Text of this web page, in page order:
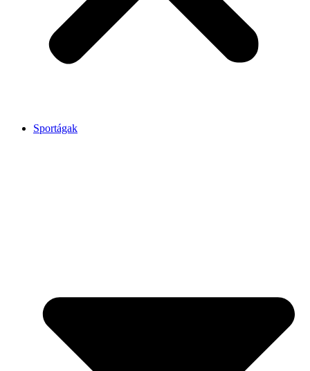
Sportágak